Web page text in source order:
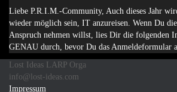
Liebe P.R.I.M.-Community, Auch dieses Jahr
wieder möglich sein, IT anzureisen. Wenn Du
Anspruch nehmen willst, lies Dir die folgenden
GENAU durch, bevor Du das Anmeldeformular
Lost Ideas LARP Orga
info@lost-ideas.com
Impressum